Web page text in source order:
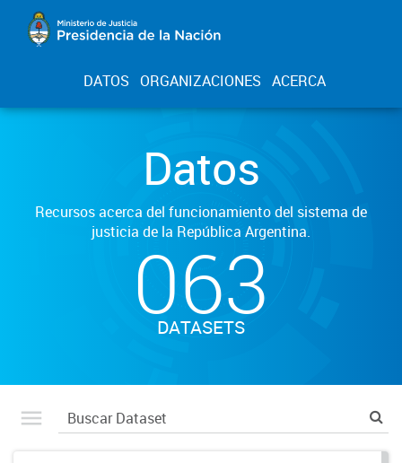
DATOS ORGANIZACIONES ACERCA
Datos
Recursos acerca del funcionamiento del sistema de
justicia de la República Argentina.
063
DATASETS